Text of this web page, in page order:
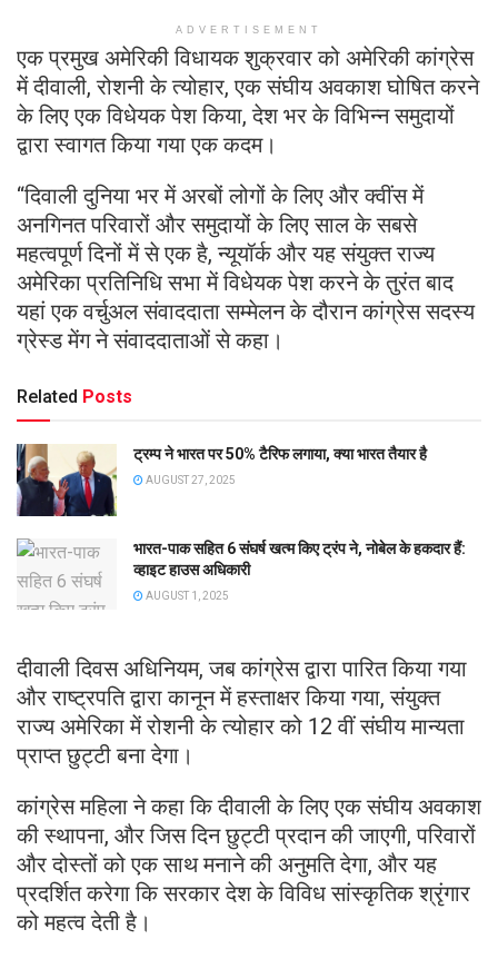
ADVERTISEMENT
एक प्रमुख अमेरिकी विधायक शुक्रवार को अमेरिकी कांग्रेस
में दीवाली, रोशनी के त्योहार, एक संघीय अवकाश घोषित करने
के लिए एक विधेयक पेश किया, देश भर के विभिन्न समुदायों
द्वारा स्वागत किया गया एक कदम।
“दिवाली दुनिया भर में अरबों लोगों के लिए और क्वींस में
अनगिनत परिवारों और समुदायों के लिए साल के सबसे
महत्वपूर्ण दिनों में से एक है, न्यूयॉर्क और यह संयुक्त राज्य
अमेरिका प्रतिनिधि सभा में विधेयक पेश करने के तुरंत बाद
यहां एक वर्चुअल संवाददाता सम्मेलन के दौरान कांग्रेस सदस्य
ग्रेस्ड मेंग ने संवाददाताओं से कहा।
Related Posts
ट्रम्प ने भारत पर 50% टैरिफ लगाया, क्या भारत तैयार है
AUGUST 27, 2025
भारत-पाक सहित 6 संघर्ष खत्म किए ट्रंप ने, नोबेल के हकदार हैं:
व्हाइट हाउस अधिकारी
AUGUST 1, 2025
दीवाली दिवस अधिनियम, जब कांग्रेस द्वारा पारित किया गया
और राष्ट्रपति द्वारा कानून में हस्ताक्षर किया गया, संयुक्त
राज्य अमेरिका में रोशनी के त्योहार को 12 वीं संघीय मान्यता
प्राप्त छुट्टी बना देगा।
कांग्रेस महिला ने कहा कि दीवाली के लिए एक संघीय अवकाश
की स्थापना, और जिस दिन छुट्टी प्रदान की जाएगी, परिवारों
और दोस्तों को एक साथ मनाने की अनुमति देगा, और यह
प्रदर्शित करेगा कि सरकार देश के विविध सांस्कृतिक श्रृंगार
को महत्व देती है।